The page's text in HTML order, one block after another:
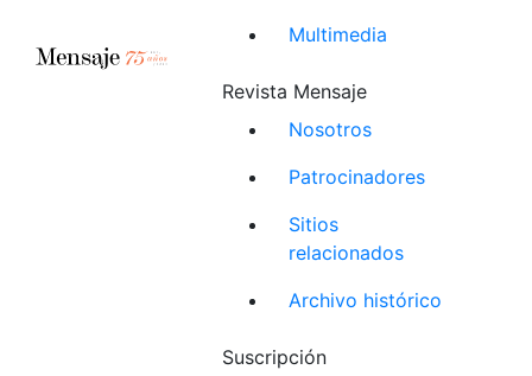
Multimedia
Revista Mensaje
Nosotros
Patrocinadores
Sitios
relacionados
Archivo histórico
Suscripción